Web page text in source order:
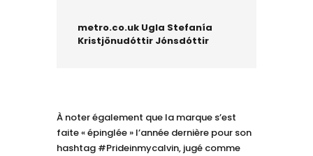
metro.co.uk Ugla Stefanía
Kristjönudóttir Jónsdóttir
À noter également que la marque s’est
faite « épinglée » l’année dernière pour son
hashtag #Prideinmycalvin, jugé comme